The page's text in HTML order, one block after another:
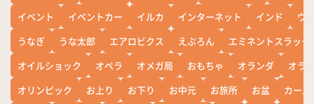
イベント
イベントカー イルカ インターネット インド
ウ
うなぎ
うな太郎 エアロビクス えぷろん
エミネントスラック
オイルショック
オペラ オメガ局 おもちゃ オランダ
オラ
オリンピック
お上り お下り お中元 お旅所 お盆
カー